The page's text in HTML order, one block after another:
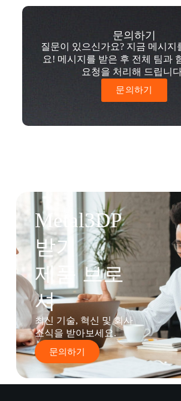
문의하기
질문이 있으신가요? 지금 메시지
요! 메시지를 받은 후 전체 팀과
요청을 처리해 드립니
문의하기
Metal3DP
받기
제품 브로
셔
최신 기술, 혁신 및 회사
소식을 받아보세요.
문의하기